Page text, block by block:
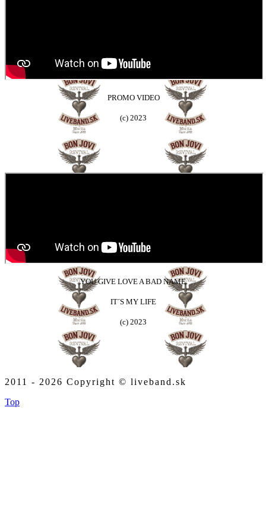
PROMO VIDEO
(c) 2023
YOU GIVE LOVE A BAD NAME
IT´S MY LIFE
(c) 2023
2011 - 2026 Copyright © liveband.sk
Top